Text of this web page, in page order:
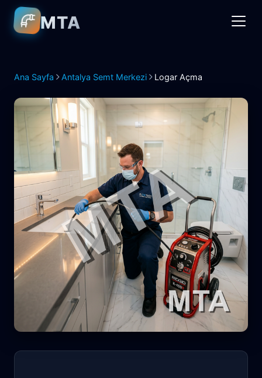
MTA
Ana Sayfa Antalya Semt Merkezi Logar Açma